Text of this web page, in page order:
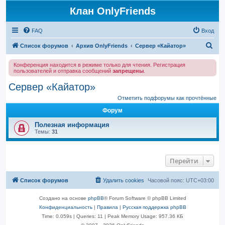
Клан OnlyFriends
FAQ Вход
Список форумов Архив OnlyFriends Сервер «Кайатор»
Конференция находится в режиме только для чтения. Регистрация
пользователей и отправка сообщений запрещены
Сервер «Кайатор»
Отметить подфорумы как прочтённые
Форум
Полезная информация
Темы: 31
Перейти
Список форумов Часовой пояс: UTC+03:00
Удалить cookies
Создано на основе phpBB® Forum Software © phpBB Limited
Конфиденциальность| Правила | Русская поддержка phpBB
Time: 0.059s | Queries: 11 | Peak Memory Usage: 957.36 КБ